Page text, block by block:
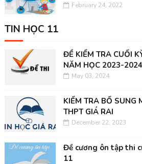
February 24, 2022
TIN HỌC 11
ĐỀ KIỂM TRA CUỐI
NĂM HỌC 2023-2024
May 03, 2024
KIỂM TRA BỔ SUNG
THPT GIÁ RAI
December 22, 2023
Đề cương ôn tập thi
11